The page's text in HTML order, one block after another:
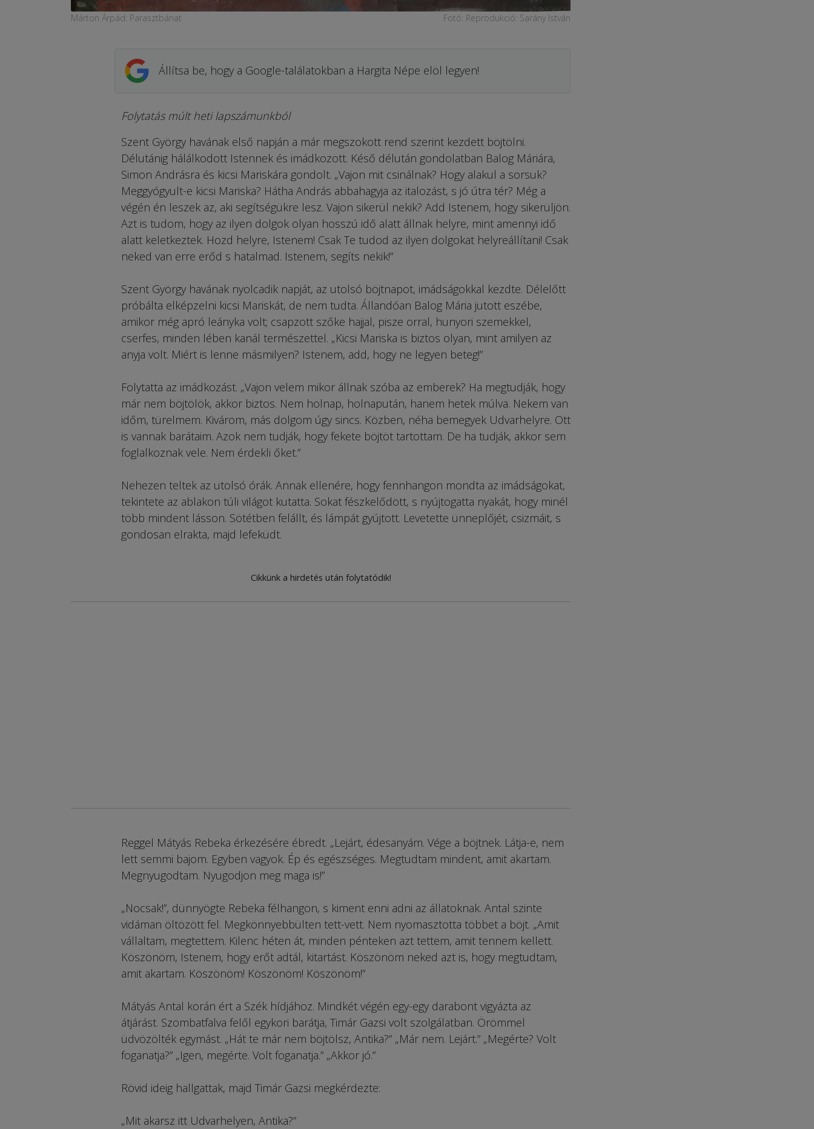
Márton Árpád: Parasztbánat Fotó: Reprodukció: Sarány István
Állítsa be, hogy a Google-találatokban a Hargita Népe elöl legyen!
Folytatás múlt heti lapszámunkból
Szent György havának első napján a már megszokott rend szerint kezdett böjtölni.
Délutánig hálálkodott Istennek és imádkozott. Késő délután gondolatban Balog Máriára,
Simon Andrásra és kicsi Mariskára gondolt. „Vajon mit csinálnak? Hogy alakul a sorsuk?
Meggyógyult-e kicsi Mariska? Hátha András abbahagyja az italozást, s jó útra tér? Még a
végén én leszek az, aki segítségükre lesz. Vajon sikerül nekik? Add Istenem, hogy sikerüljön.
Azt is tudom, hogy az ilyen dolgok olyan hosszú idő alatt állnak helyre, mint amennyi idő
alatt keletkeztek. Hozd helyre, Istenem! Csak Te tudod az ilyen dolgokat helyreállítani! Csak
neked van erre erőd s hatalmad. Istenem, segíts nekik!”
Szent György havának nyolcadik napját, az utolsó böjtnapot, imádságokkal kezdte. Délelőtt
próbálta elképzelni kicsi Mariskát, de nem tudta. Állandóan Balog Mária jutott eszébe,
amikor még apró leányka volt; csapzott szőke hajjal, pisze orral, hunyori szemekkel,
cserfes, minden lében kanál természettel. „Kicsi Mariska is biztos olyan, mint amilyen az
anyja volt. Miért is lenne másmilyen? Istenem, add, hogy ne legyen beteg!”
Folytatta az imádkozást. „Vajon velem mikor állnak szóba az emberek? Ha megtudják, hogy
már nem böjtölök, akkor biztos. Nem holnap, holnapután, hanem hetek múlva. Nekem van
időm, türelmem. Kivárom, más dolgom úgy sincs. Közben, néha bemegyek Udvarhelyre. Ott
is vannak barátaim. Azok nem tudják, hogy fekete böjtöt tartottam. De ha tudják, akkor sem
foglalkoznak vele. Nem érdekli őket.”
Nehezen teltek az utolsó órák. Annak ellenére, hogy fennhangon mondta az imádságokat,
tekintete az ablakon túli világot kutatta. Sokat fészkelődött, s nyújtogatta nyakát, hogy minél
több mindent lásson. Sötétben felállt, és lámpát gyújtott. Levetette ünneplőjét, csizmáit, s
gondosan elrakta, majd lefeküdt.
Cikkünk a hirdetés után folytatódik!
Reggel Mátyás Rebeka érkezésére ébredt. „Lejárt, édesanyám. Vége a böjtnek. Látja-e, nem
lett semmi bajom. Egyben vagyok. Ép és egészséges. Megtudtam mindent, amit akartam.
Megnyugodtam. Nyugodjon meg maga is!”
„Nocsak!”, dünnyögte Rebeka félhangon, s kiment enni adni az állatoknak. Antal szinte
vidáman öltözött fel. Megkönnyebbülten tett-vett. Nem nyomasztotta többet a böjt. „Amit
vállaltam, megtettem. Kilenc héten át, minden pénteken azt tettem, amit tennem kellett.
Köszönöm, Istenem, hogy erőt adtál, kitartást. Köszönöm neked azt is, hogy megtudtam,
amit akartam. Köszönöm! Köszönöm! Köszönöm!”
Mátyás Antal korán ért a Szék hídjához. Mindkét végén egy-egy darabont vigyázta az
átjárást. Szombatfalva felől egykori barátja, Timár Gazsi volt szolgálatban. Örömmel
üdvözölték egymást. „Hát te már nem böjtölsz, Antika?” „Már nem. Lejárt.” „Megérte? Volt
foganatja?” „Igen, megérte. Volt foganatja.” „Akkor jó.”
Rövid ideig hallgattak, majd Timár Gazsi megkérdezte:
„Mit akarsz itt Udvarhelyen, Antika?”